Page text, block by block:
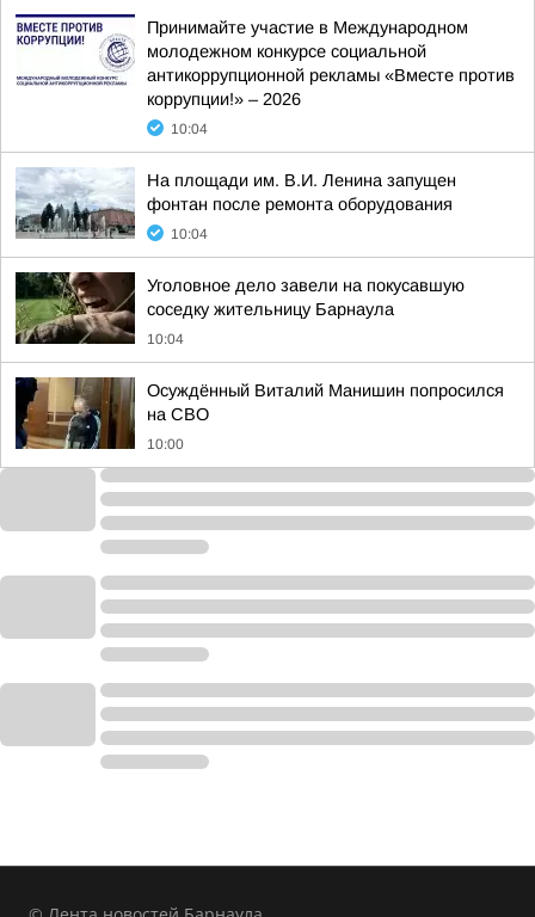
Принимайте участие в Международном
молодежном конкурсе социальной
антикоррупционной рекламы «Вместе против
коррупции!» – 2026
10:04
На площади им. В.И. Ленина запущен
фонтан после ремонта оборудования
10:04
Уголовное дело завели на покусавшую
соседку жительницу Барнаула
10:04
Осуждённый Виталий Манишин попросился
на СВО
10:00